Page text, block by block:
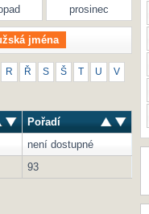
prosinec
jména
R Ř S Š T U V
Pořadí
není dostupné
93